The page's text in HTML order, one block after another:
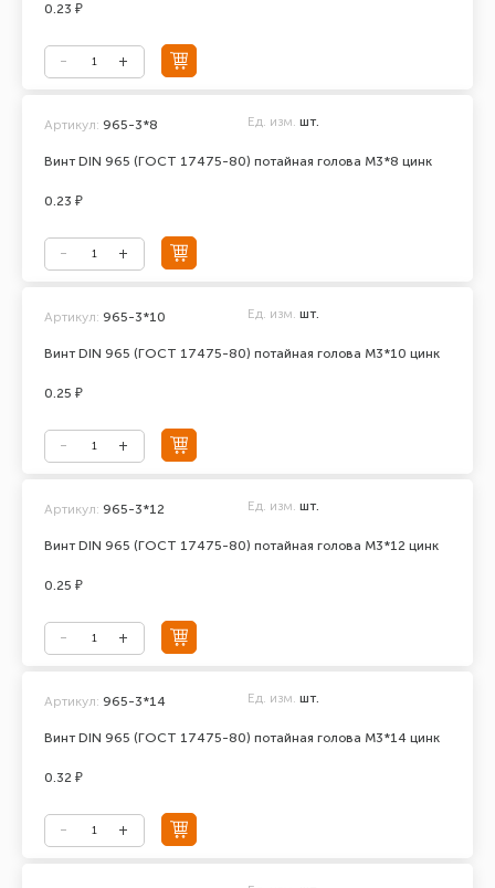
0.23 ₽
Винт DIN 965 (ГОСТ 17475-80) потайная голова М3*8 цинк
Артикул: 965-3*8 Ед. изм. шт.
0.23 ₽
Винт DIN 965 (ГОСТ 17475-80) потайная голова М3*10 цинк
Артикул: 965-3*10 Ед. изм. шт.
0.25 ₽
Винт DIN 965 (ГОСТ 17475-80) потайная голова М3*12 цинк
Артикул: 965-3*12 Ед. изм. шт.
0.25 ₽
Винт DIN 965 (ГОСТ 17475-80) потайная голова М3*14 цинк
Артикул: 965-3*14 Ед. изм. шт.
0.32 ₽